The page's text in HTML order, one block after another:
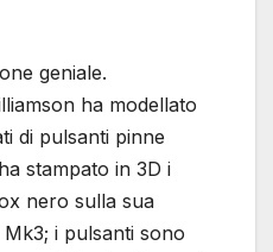
geniale.
ha modellato
di pulsanti pinne
stampato in 3D i
nero sulla sua
i pulsanti sono